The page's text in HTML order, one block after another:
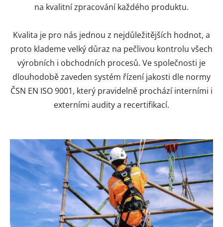
na kvalitní zpracování každého produktu.
Kvalita je pro nás jednou z nejdůležitějších hodnot, a
proto klademe velký důraz na pečlivou kontrolu všech
výrobních i obchodních procesů. Ve společnosti je
dlouhodobě zaveden systém řízení jakosti dle normy
ČSN EN ISO 9001, který pravidelně prochází interními i
externími audity a recertifikací.